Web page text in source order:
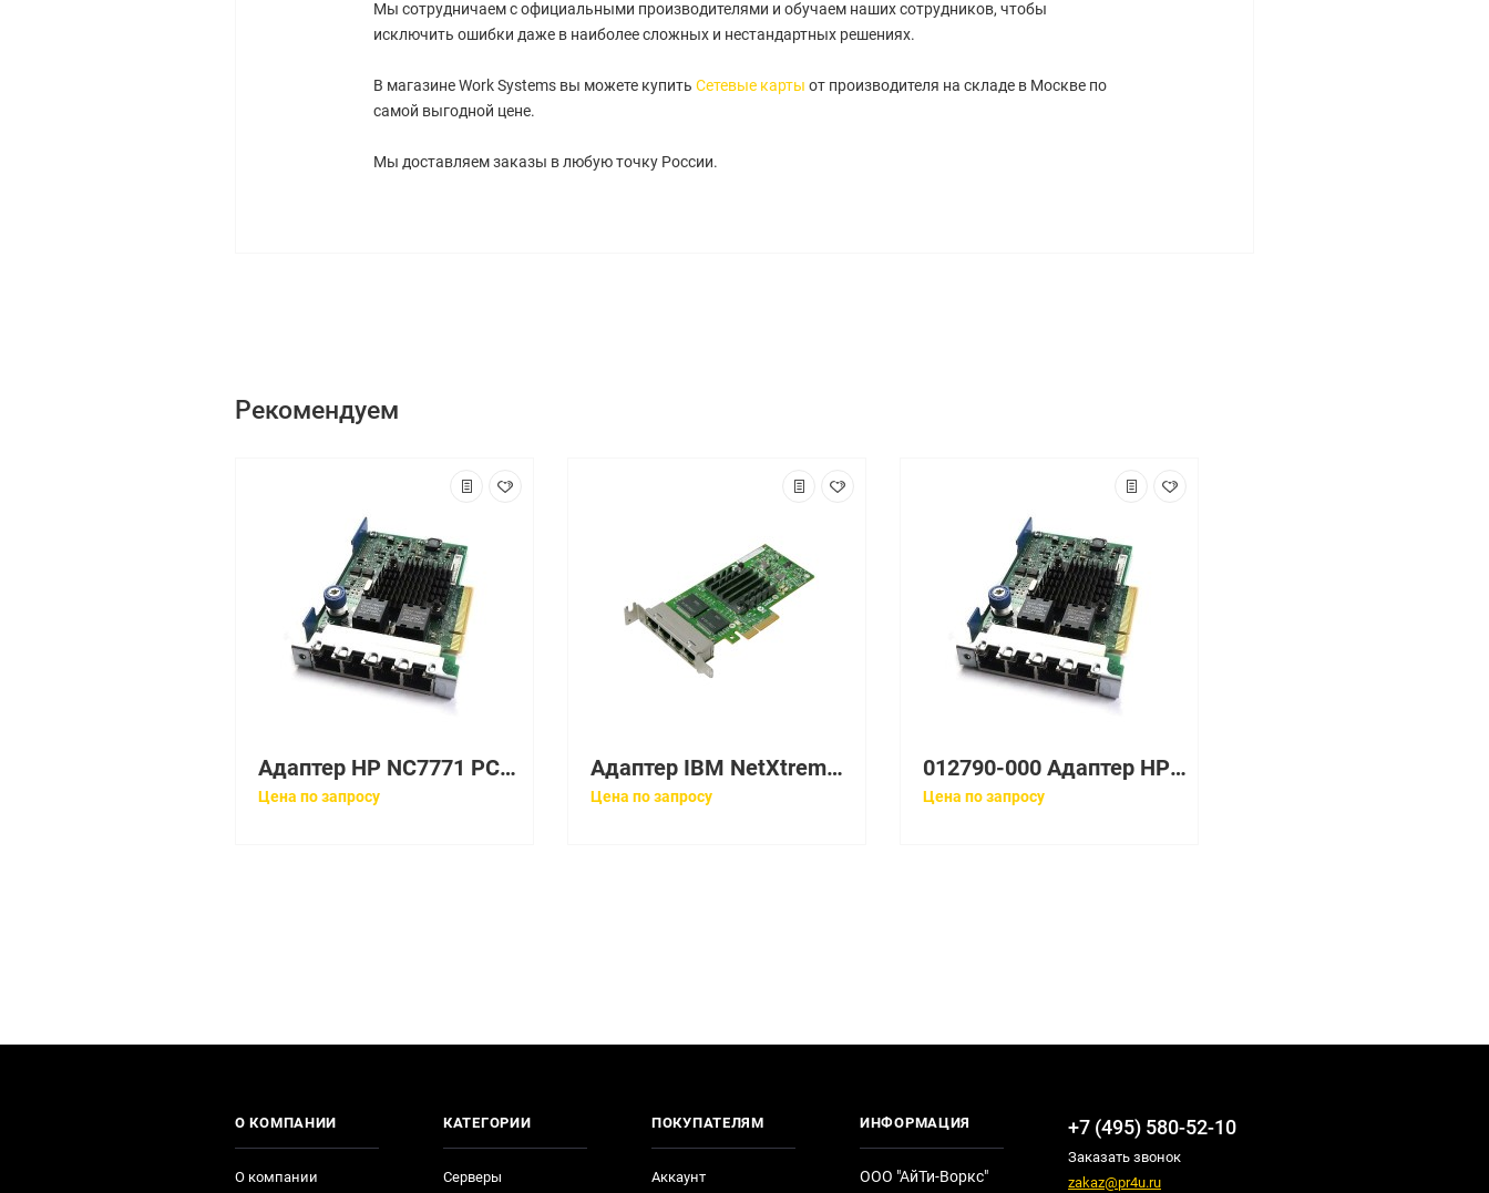
Мы сотрудничаем с официальными производителями и обучаем наших сотрудников, чтобы
исключить ошибки даже в наиболее сложных и нестандартных решениях.
В магазине Work Systems вы можете купить Сетевые карты от производителя на складе в Москве по
самой выгодной цене.
Мы доставляем заказы в любую точку России.
Рекомендуем
Адаптер HP NC7771 PCI-X Gigabit Server Adapter [404820-001]
Цена по запросу
Адаптер IBM NetXtreme II 1000 Express Dual Port Ethernet Adapter [42C1783]
Цена по запросу
012790-000 Адаптер HP NC373T PCI-E GIGABIT SERVER NETWORK
Цена по запросу
О КОМПАНИИ
О компании
КАТЕГОРИИ
Серверы
ПОКУПАТЕЛЯМ
Аккаунт
ИНФОРМАЦИЯ
ООО "АйТи-Воркс"
+7 (495) 580-52-10
Заказать звонок
zakaz@pr4u.ru